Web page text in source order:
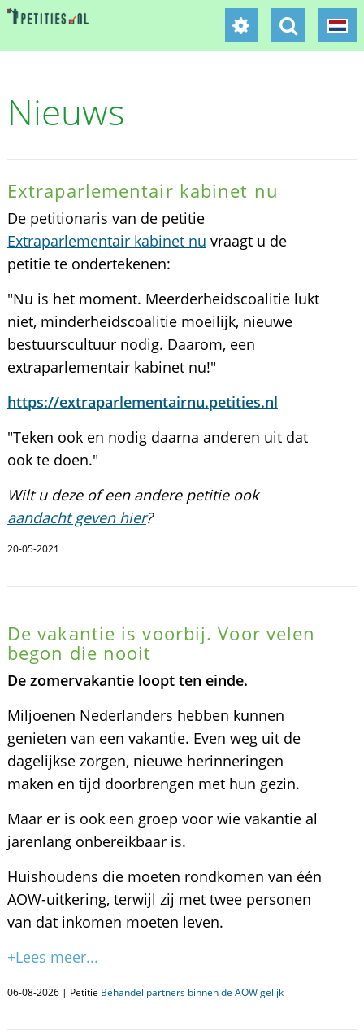
Nieuws
Extraparlementair kabinet nu
De petitionaris van de petitie
Extraparlementair kabinet nu vraagt u de
petitie te ondertekenen:
"Nu is het moment. Meerderheidscoalitie lukt
niet, minderheidscoalitie moeilijk, nieuwe
bestuurscultuur nodig. Daarom, een
extraparlementair kabinet nu!"
https://extraparlementairnu.petities.nl
"Teken ook en nodig daarna anderen uit dat
ook te doen."
Wilt u deze of een andere petitie ook
aandacht geven hier?
20-05-2021
De vakantie is voorbij. Voor velen
begon die nooit
De zomervakantie loopt ten einde.
Miljoenen Nederlanders hebben kunnen
genieten van een vakantie. Even weg uit de
dagelijkse zorgen, nieuwe herinneringen
maken en tijd doorbrengen met hun gezin.
Maar er is ook een groep voor wie vakantie al
jarenlang onbereikbaar is.
Huishoudens die moeten rondkomen van één
AOW-uitkering, terwijl zij met twee personen
van dat inkomen moeten leven.
+Lees meer...
06-08-2026 | Petitie Behandel partners binnen de AOW gelijk